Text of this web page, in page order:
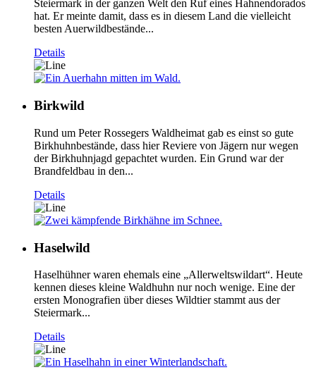
Steiermark in der ganzen Welt den Ruf eines Hahnendorados
hat. Er meinte damit, dass es in diesem Land die vielleicht
besten Auerwildbestände...
Details
Birkwild
Rund um Peter Rossegers Waldheimat gab es einst so gute
Birkhuhnbestände, dass hier Reviere von Jägern nur wegen
der Birkhuhnjagd gepachtet wurden. Ein Grund war der
Brandfeldbau in den...
Details
Haselwild
Haselhühner waren ehemals eine „Allerweltswildart“. Heute
kennen dieses kleine Waldhuhn nur noch wenige. Eine der
ersten Monografien über dieses Wildtier stammt aus der
Steiermark...
Details